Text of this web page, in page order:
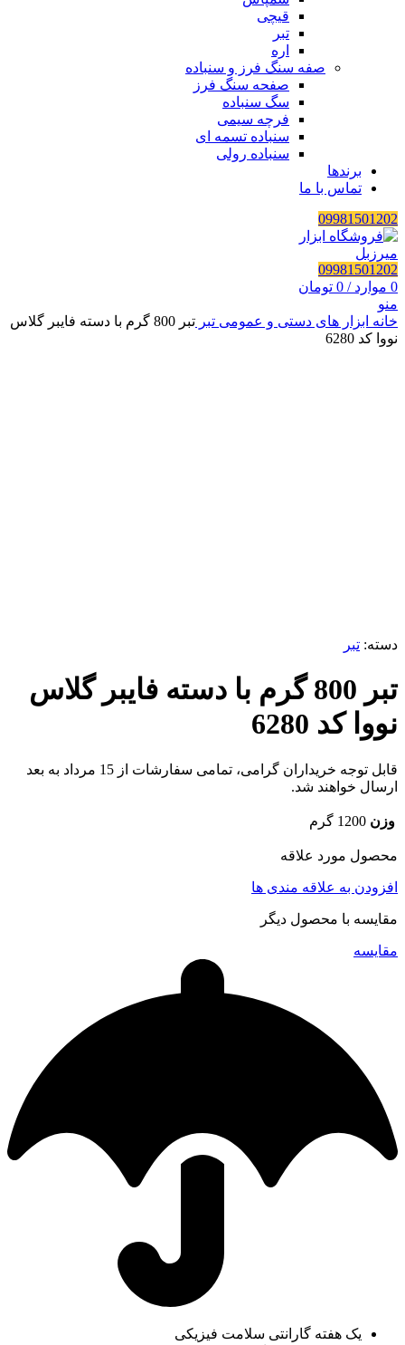
قیچی
تبر
اره
صفه سنگ فرز و سنباده
صفحه سنگ فرز
سگ سنباده
فرچه سیمی
سنباده تسمه ای
سنباده رولی
برندها
تماس با ما
09981501202
09981501202
0 موارد /
0 تومان
منو
خانه ابزار های دستی و عمومی تبر
تبر 800 گرم با دسته فایبر گلاس
نووا کد 6280
دسته: تبر
تبر 800 گرم با دسته فایبر گلاس
نووا کد 6280
قابل توجه خریداران گرامی، تمامی سفارشات از 15 مرداد به بعد
ارسال خواهند شد.
وزن 1200 گرم
محصول مورد علاقه
افزودن به علاقه مندی ها
مقایسه با محصول دیگر
مقایسه
یک هفته گارانتی سلامت فیزیکی